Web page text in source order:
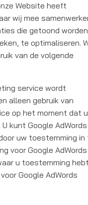
Website heeft
wij mee
die getoond worden
te optimaliseren.
van de volgende
service wordt
alleen gebruik van
op het moment dat u
kunt Google AdWords
uw toestemming in
voor Google AdWords
u toestemming
Google AdWords